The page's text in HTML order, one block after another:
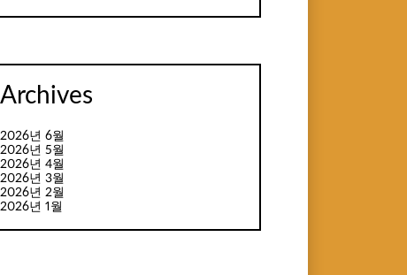
Archives
2026년 6월
2026년 5월
2026년 4월
2026년 3월
2026년 2월
2026년 1월